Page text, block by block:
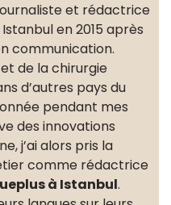
et rédactrice
en 2015 après
communication.
de la chirurgie
d’autres pays du
pendant mes
des innovations
j’ai alors pris la
comme rédactrice
à Istanbul.